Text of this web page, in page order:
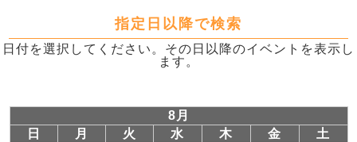
指定日以降で検索
日付を選択してください。その日以降のイベントを表示し
ます。
8月
日
月 火 水 木 金
土